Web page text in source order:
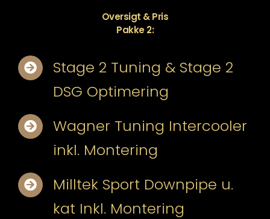
Oversigt & Pris
Pakke 2:
Stage 2 Tuning & Stage 2
DSG Optimering
Wagner Tuning Intercooler
inkl. Montering
Milltek Sport Downpipe u.
kat Inkl. Montering